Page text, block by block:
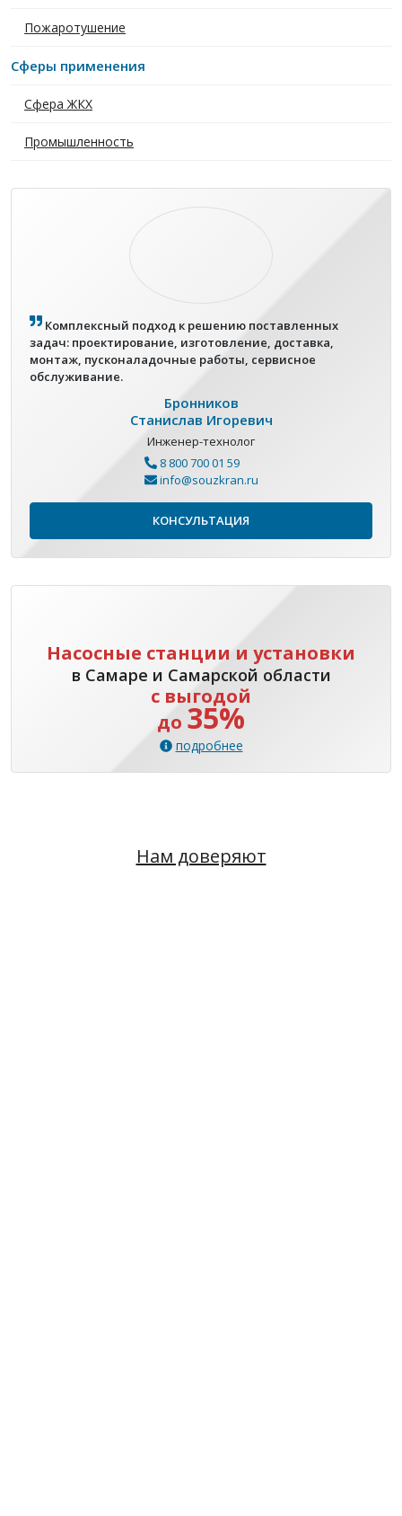
Пожаротушение
Сферы применения
Сфера ЖКХ
Промышленность
Комплексный подход к решению поставленных
задач: проектирование, изготовление, доставка,
монтаж, пусконаладочные работы, сервисное
обслуживание.
Бронников
Станислав Игоревич
Инженер-технолог
8 800 700 01 59
info@souzkran.ru
КОНСУЛЬТАЦИЯ
Насосные станции и установки
в Самаре и Самарской области
с выгодой
до 35%
подробнее
Нам доверяют